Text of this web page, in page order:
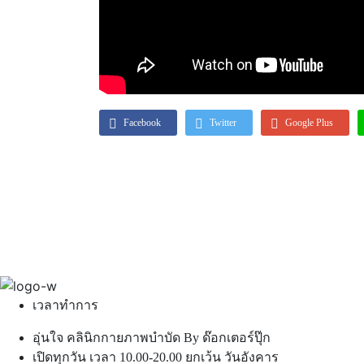
Facebook Twitter Google Plus
เวลาทำการ
อุ่นใจ คลินิกกายภาพบำบัด By ด๊อกเตอร์ปุ๊ก
เปิดทุกวัน เวลา 10.00-20.00 ยกเว้น วันอังคาร​